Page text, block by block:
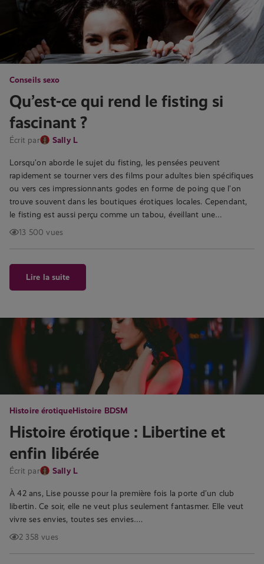
Conseils sexo
Qu’est-ce qui rend le fisting si
fascinant ?
Écrit par Sally L
Lorsqu’on aborde le sujet du fisting, les pensées peuvent
rapidement se tourner vers des films pour adultes bien spécifiques
ou vers ces impressionnants godes en forme de poing que l’on
trouve souvent dans les boutiques érotiques locales. Cependant,
le fisting est aussi perçu comme un tabou, éveillant une…
13 500 vues
Lire la suite
Histoire érotiqueHistoire BDSM
Histoire érotique : Libertine et
enfin libérée
Écrit par Sally L
À 42 ans, Lise pousse pour la première fois la porte d’un club
libertin. Ce soir, elle ne veut plus seulement fantasmer. Elle veut
vivre ses envies, toutes ses envies….
2 358 vues